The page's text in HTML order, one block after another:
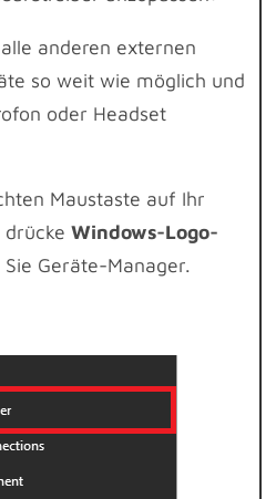
anderen externen
so weit wie möglich und
oder Headset
Maustaste auf Ihr
drückeWindows-Logo-
Geräte-Manager.